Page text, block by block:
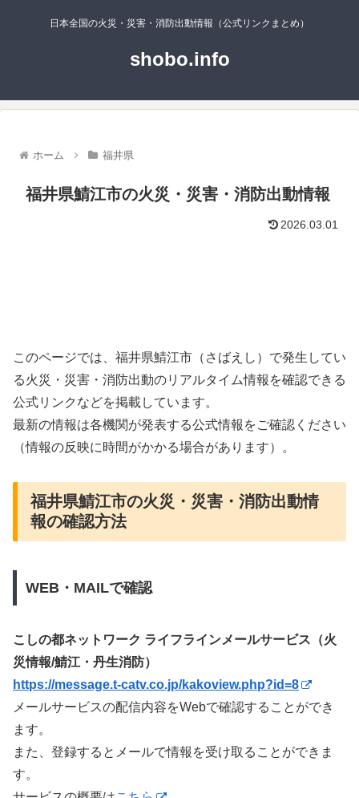
日本全国の火災・災害・消防出動情報（公式リンクまとめ）
shobo.info
ホーム 福井県
福井県鯖江市の火災・災害・消防出動情報
2026.03.01
このページでは、福井県鯖江市（さばえし）で発生してい
る火災・災害・消防出動のリアルタイム情報を確認できる
公式リンクなどを掲載しています。
最新の情報は各機関が発表する公式情報をご確認ください
（情報の反映に時間がかかる場合があります）。
福井県鯖江市の火災・災害・消防出動情
報の確認方法
WEB・MAILで確認
こしの都ネットワーク ライフラインメールサービス（火
災情報/鯖江・丹生消防）
https://message.t-catv.co.jp/kakoview.php?id=8
メールサービスの配信内容をWebで確認することができ
ます。
また、登録するとメールで情報を受け取ることができま
す。